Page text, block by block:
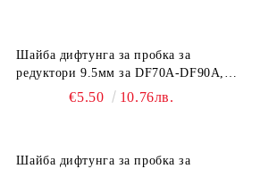
Шайба дифтунга за пробка за
редуктори 9.5мм за DF70A-DF90A,
DF150-DF350 Suzuki 09168-10038
€5.50 10.76лв.
Шайба дифтунга за пробка за